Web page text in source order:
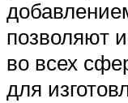
позволяют
во всех
для